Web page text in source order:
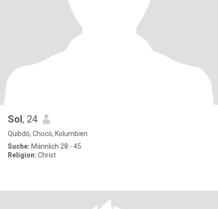
Sol, 24
Quibdó, Chocó, Kolumbien
Suche: Männlich 28 - 45
Religion: Christ